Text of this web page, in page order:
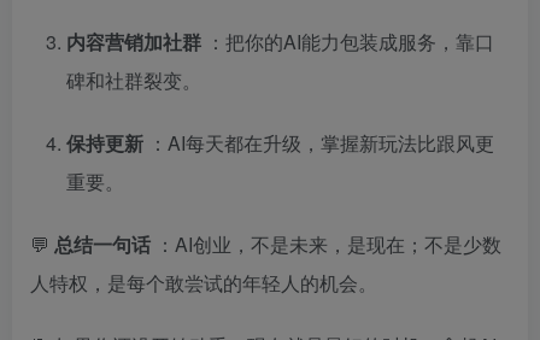
内容营销加社群 ：把你的AI能力包装成服务，靠口
碑和社群裂变。
保持更新 ：AI每天都在升级，掌握新玩法比跟风更
重要。
💬 总结一句话 ：AI创业，不是未来，是现在；不是少数
人特权，是每个敢尝试的年轻人的机会。